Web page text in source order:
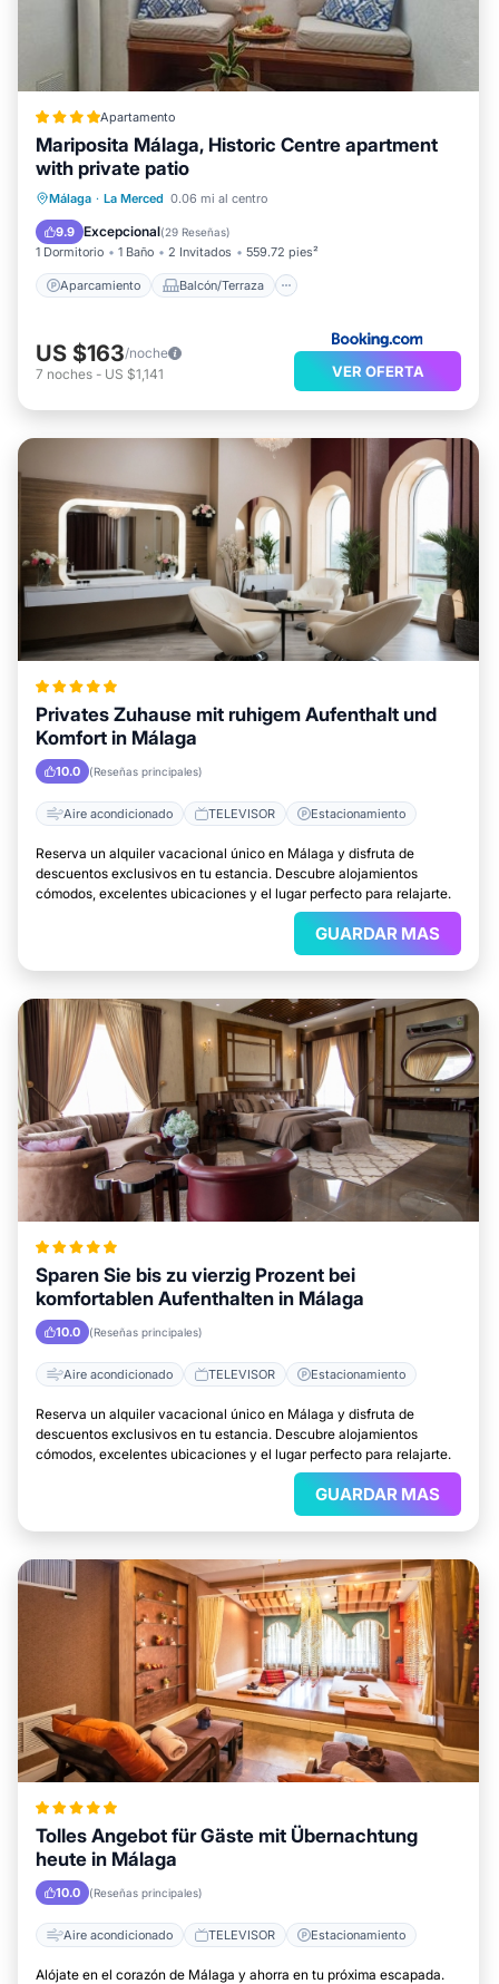
Apartamento
Mariposita Málaga, Historic Centre apartment
with private patio
Málaga · La Merced 0.06 mi al centro
9.9 Excepcional(29 Reseñas)
1 Dormitorio 1 Baño 2 Invitados 559.72 pies²
Aparcamiento Balcón/Terraza
Aparcamiento
Balcón/Terraza
Aire acondicionado
US $163/noche
7 noches - US $1,141 VER OFERTA
Privates Zuhause mit ruhigem Aufenthalt und
Komfort in Málaga
10.0 (Reseñas principales)
Aire acondicionado TELEVISOR Estacionamiento
Reserva un alquiler vacacional único en Málaga y disfruta de
descuentos exclusivos en tu estancia. Descubre alojamientos
cómodos, excelentes ubicaciones y el lugar perfecto para relajarte.
GUARDAR MAS
Sparen Sie bis zu vierzig Prozent bei
komfortablen Aufenthalten in Málaga
10.0 (Reseñas principales)
Aire acondicionado TELEVISOR Estacionamiento
Reserva un alquiler vacacional único en Málaga y disfruta de
descuentos exclusivos en tu estancia. Descubre alojamientos
cómodos, excelentes ubicaciones y el lugar perfecto para relajarte.
GUARDAR MAS
Tolles Angebot für Gäste mit Übernachtung
heute in Málaga
10.0 (Reseñas principales)
Aire acondicionado TELEVISOR Estacionamiento
Alójate en el corazón de Málaga y ahorra en tu próxima escapada.